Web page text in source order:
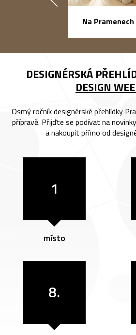
Na Pramenech
DESIGNÉRSKÁ
DESIGN
Osmý ročník designérské přehlídky
přípravě. Přijďte se podívat na
a nakoupit přímo od
1
místo
8.